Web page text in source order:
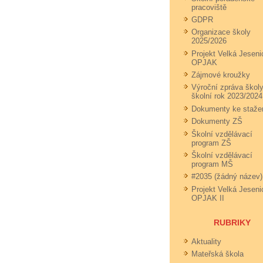
pracoviště
GDPR
Organizace školy
2025/2026
Projekt Velká
OPJAK
Zájmové kroužky
Výroční zpráva
školní rok 2023/2024
Dokumenty ke
Dokumenty ZŠ
Školní vzdělávací
program ZŠ
Školní vzdělávací
program MŠ
#2035 (žádný název)
Projekt Velká
OPJAK II
RUBRIKY
Aktuality
Mateřská škola